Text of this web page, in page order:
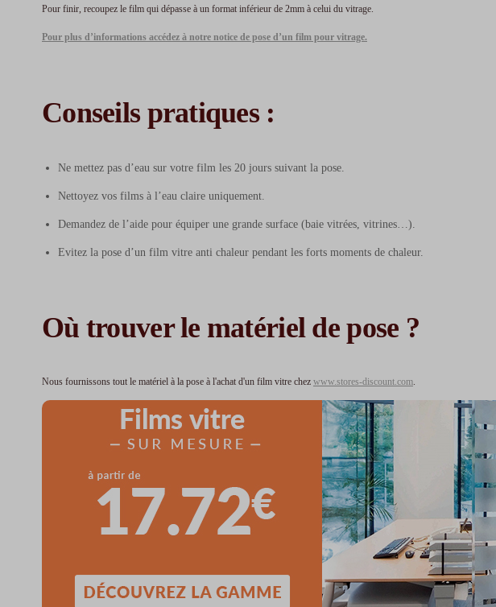
Pour finir, recoupez le film qui dépasse à un format inférieur de 2mm à celui du vitrage.
Pour plus d’informations accédez à notre notice de pose d’un film pour vitrage.
Conseils pratiques :
Ne mettez pas d’eau sur votre film les 20 jours suivant la pose.
Nettoyez vos films à l’eau claire uniquement.
Demandez de l’aide pour équiper une grande surface (baie vitrées, vitrines…).
Evitez la pose d’un film vitre anti chaleur pendant les forts moments de chaleur.
Où trouver le matériel de pose ?
Nous fournissons tout le matériel à la pose à l'achat d'un film vitre chez www.stores-discount.com.